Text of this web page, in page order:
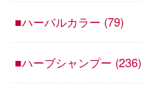
■ハーバルカラー (79)
■ハーブシャンプー (236)